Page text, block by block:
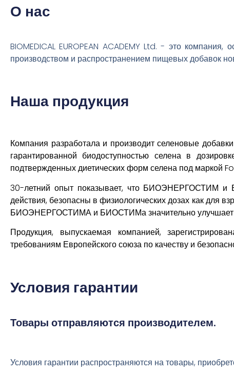
О нас
BIOMEDICAL EUROPEAN ACADEMY Ltd. - это
производством и распространением пищевых добавок
Наша продукция
Компания разработала и производит селеновые
гарантированной биодоступностью селена в
подтвержденных диетических форм селена под маркой
30-летний опыт показывает, что БИОЭНЕРГОСТИМ и
действия, безопасны в физиологических дозах как для
БИОЭНЕРГОСТИМА и БИОСТИМа значительно улучшает
Продукция, выпускаемая компанией,
требованиям Европейского союза по качеству и
Условия гарантии
Товары отправляются производителем.
Условия гарантии распространяются на товары,